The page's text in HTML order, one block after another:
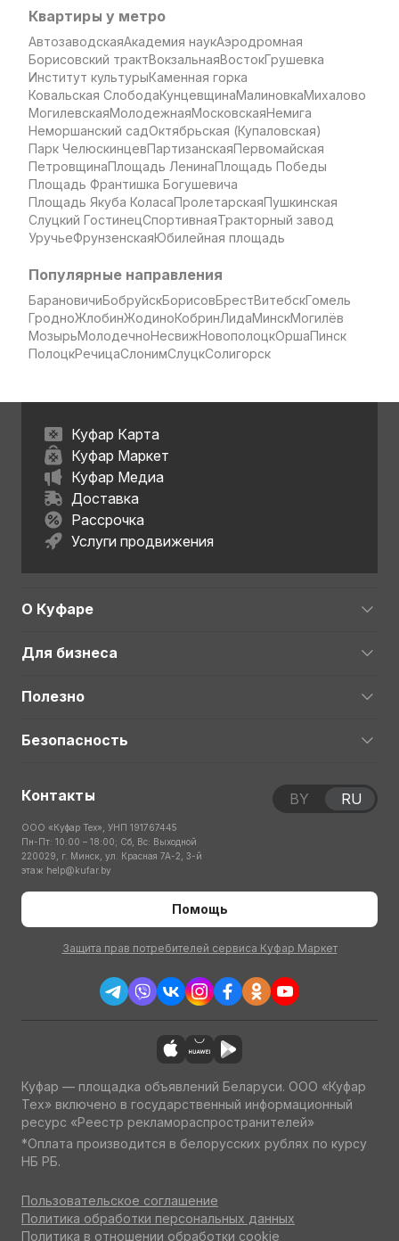
Квартиры у метро
АвтозаводскаяАкадемия наукАэродромная
Борисовский трактВокзальнаяВостокГрушевка
Институт культурыКаменная горка
Ковальская СлободаКунцевщинаМалиновкаМихалово
МогилевскаяМолодежнаяМосковскаяНемига
Неморшанский садОктябрьская (Купаловская)
Парк ЧелюскинцевПартизанскаяПервомайская
ПетровщинаПлощадь ЛенинаПлощадь Победы
Площадь Франтишка Богушевича
Площадь Якуба КоласаПролетарскаяПушкинская
Слуцкий ГостинецСпортивнаяТракторный завод
УручьеФрунзенскаяЮбилейная площадь
Популярные направления
БарановичиБобруйскБорисовБрестВитебскГомель
ГродноЖлобинЖодиноКобринЛидаМинскМогилёв
МозырьМолодечноНесвижНовополоцкОршаПинск
ПолоцкРечицаСлонимСлуцкСолигорск
Куфар Карта
Куфар Маркет
Куфар Медиа
Доставка
Рассрочка
Услуги продвижения
О Куфаре
Для бизнеса
Полезно
Безопасность
Контакты
ООО «Куфар Тех», УНП 191767445
Пн-Пт: 10:00 – 18:00; Сб, Вс: Выходной
220029, г. Минск, ул. Красная 7А-2, 3-й
этаж help@kufar.by
Помощь
Защита прав потребителей сервиса Куфар Маркет
BY RU
Куфар — площадка объявлений Беларуси. ООО «Куфар
Тех» включено в государственный информационный
ресурс «Реестр рекламораспространителей»
*Оплата производится в белорусских рублях по курсу
НБ РБ.
Пользовательское соглашение
Политика обработки персональных данных
Политика в отношении обработки cookie